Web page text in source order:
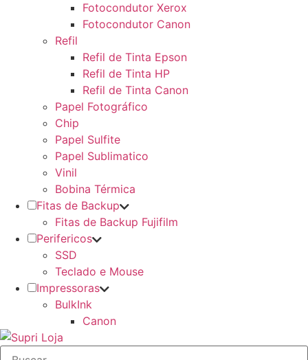
Fotocondutor Xerox
Fotocondutor Canon
Refil
Refil de Tinta Epson
Refil de Tinta HP
Refil de Tinta Canon
Papel Fotográfico
Chip
Papel Sulfite
Papel Sublimatico
Vinil
Bobina Térmica
Fitas de Backup
Fitas de Backup Fujifilm
Perifericos
SSD
Teclado e Mouse
Impressoras
BulkInk
Canon